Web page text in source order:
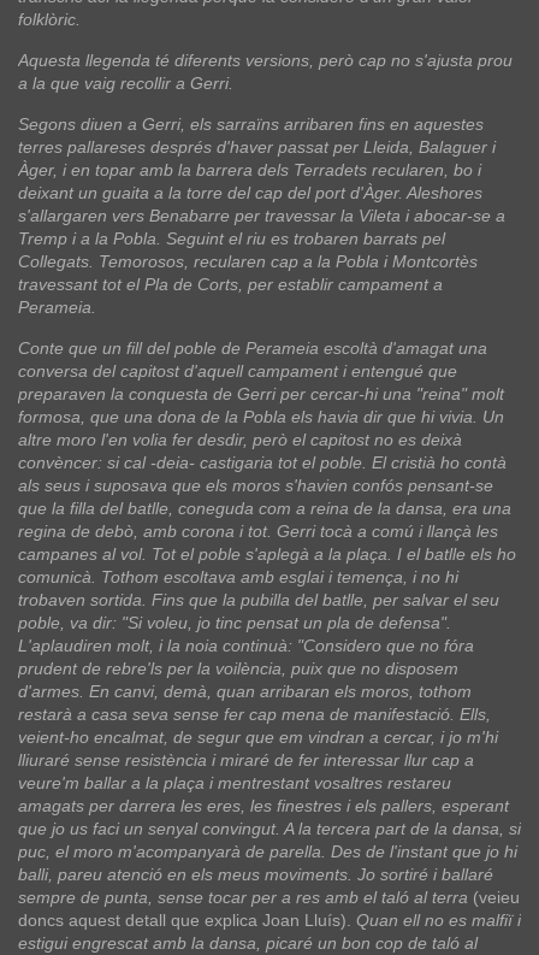
folklòric.
Aquesta llegenda té diferents versions, però cap no s'ajusta prou
a la que vaig recollir a Gerri.
Segons diuen a Gerri, els sarraïns arribaren fins en aquestes
terres pallareses després d'haver passat per Lleida, Balaguer i
Àger, i en topar amb la barrera dels Terradets recularen, bo i
deixant un guaita a la torre del cap del port d'Àger. Aleshores
s'allargaren vers Benabarre per travessar la Vileta i abocar-se a
Tremp i a la Pobla. Seguint el riu es trobaren barrats pel
Collegats. Temorosos, recularen cap a la Pobla i Montcortès
travessant tot el Pla de Corts, per establir campament a
Perameia.
Conte que un fill del poble de Perameia escoltà d'amagat una
conversa del capitost d'aquell campament i entengué que
preparaven la conquesta de Gerri per cercar-hi una "reina" molt
formosa, que una dona de la Pobla els havia dir que hi vivia. Un
altre moro l'en volia fer desdir, però el capitost no es deixà
convèncer: si cal -deia- castigaria tot el poble. El cristià ho contà
als seus i suposava que els moros s'havien confós pensant-se
que la filla del batlle, coneguda com a reina de la dansa, era una
regina de debò, amb corona i tot. Gerri tocà a comú i llançà les
campanes al vol. Tot el poble s'aplegà a la plaça. I el batlle els ho
comunicà. Tothom escoltava amb esglai i temença, i no hi
trobaven sortida. Fins que la pubilla del batlle, per salvar el seu
poble, va dir: "Si voleu, jo tinc pensat un pla de defensa".
L'aplaudiren molt, i la noia continuà: "Considero que no fóra
prudent de rebre'ls per la voilència, puix que no disposem
d'armes. En canvi, demà, quan arribaran els moros, tothom
restarà a casa seva sense fer cap mena de manifestació. Ells,
veient-ho encalmat, de segur que em vindran a cercar, i jo m'hi
lliuraré sense resistència i miraré de fer interessar llur cap a
veure'm ballar a la plaça i mentrestant vosaltres restareu
amagats per darrera les eres, les finestres i els pallers, esperant
que jo us faci un senyal convingut. A la tercera part de la dansa, si
puc, el moro m'acompanyarà de parella. Des de l'instant que jo hi
balli, pareu atenció en els meus moviments. Jo sortiré i ballaré
sempre de punta, sense tocar per a res amb el taló al terra (veieu
doncs aquest detall que explica Joan Lluís). Quan ell no es malfiï i
estigui engrescat amb la dansa, picaré un bon cop de taló al